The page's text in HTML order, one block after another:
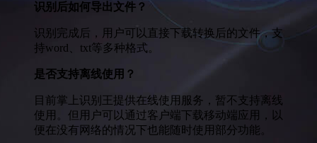
识别后如何导出文件？
识别完成后，用户可以直接下载转换后的文件，支
持word、txt等多种格式。
是否支持离线使用？
目前掌上识别王提供在线使用服务，暂不支持离线
使用。但用户可以通过客户端下载移动端应用，以
便在没有网络的情况下也能随时使用部分功能。